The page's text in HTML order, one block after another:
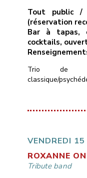
Tout public
(réservation
Bar à tapas,
cocktails,
Trio de
classique/
influences allant
varier avec des
VENDREDI
ROXANNE
Tribute band